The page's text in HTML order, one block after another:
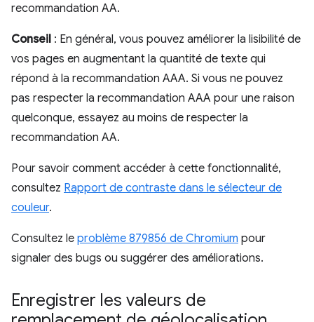
recommandation AA.
Conseil : En général, vous pouvez améliorer la lisibilité de
vos pages en augmentant la quantité de texte qui
répond à la recommandation AAA. Si vous ne pouvez
pas respecter la recommandation AAA pour une raison
quelconque, essayez au moins de respecter la
recommandation AA.
Pour savoir comment accéder à cette fonctionnalité,
consultez Rapport de contraste dans le sélecteur de
couleur.
Consultez le problème 879856 de Chromium pour
signaler des bugs ou suggérer des améliorations.
Enregistrer les valeurs de